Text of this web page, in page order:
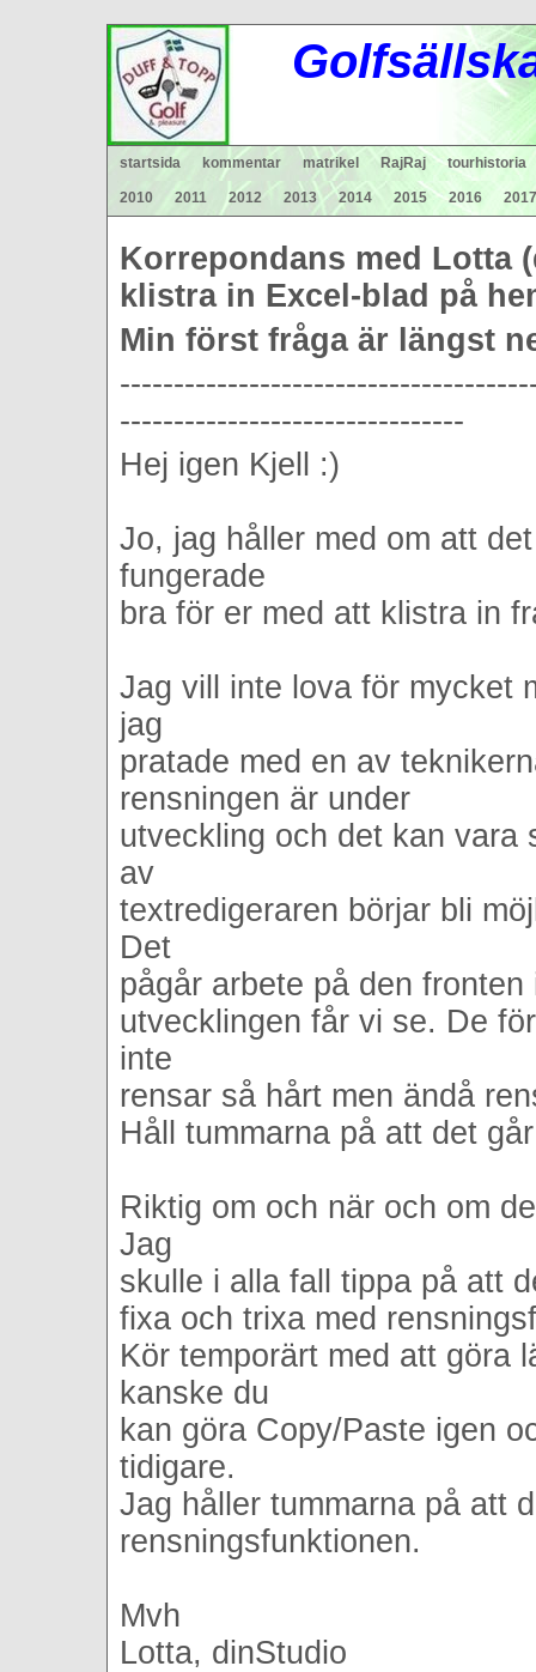
Golfsälls
startsida kommentar matrikel RajRaj tourhistoria
2010 2011 2012 2013 2014 2015 2016 2017
Korrepondans med Lotta
klistra in Excel-blad på
Min först fråga är längst
--------------------------------
Hej igen Kjell :)
Jo, jag håller med om att
fungerade
bra för er med att klistra in
Jag vill inte lova för mycket
jag
pratade med en av
rensningen är under
utveckling och det kan vara
av
textredigeraren börjar bli
Det
pågår arbete på den
utvecklingen får vi se. De
inte
rensar så hårt men ändå
Håll tummarna på att det
Riktig om och när och om
Jag
skulle i alla fall tippa på att
fixa och trixa med
Kör temporärt med att göra
kanske du
kan göra Copy/Paste igen
tidigare.
Jag håller tummarna på att
rensningsfunktionen.
Mvh
Lotta, dinStudio